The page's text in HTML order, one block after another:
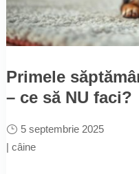
Primele
– ce să NU faci?
5 septembrie 2025
| câine